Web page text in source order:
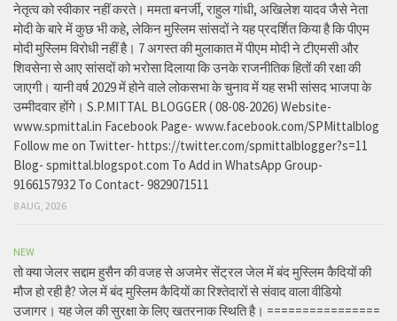
नेतृत्व को स्वीकार नहीं करते। ममता बनर्जी, राहुल गांधी, अखिलेश यादव जैसे नेता
मोदी के बारे में कुछ भी कहे, लेकिन मुस्लिम सांसदों ने यह प्रदर्शित किया है कि पीएम
मोदी मुस्लिम विरोधी नहीं है। 7 अगस्त की मुलाकात में पीएम मोदी ने टीएमसी और
शिवसेना से आए सांसदों को भरोसा दिलाया कि उनके राजनीतिक हितों की रक्षा की
जाएगी। यानी वर्ष 2029 में होने वाले लोकसभा के चुनाव में यह सभी सांसद भाजपा के
उम्मीदवार होंगे। S.P.MITTAL BLOGGER ( 08-08-2026) Website-
www.spmittal.in Facebook Page- www.facebook.com/SPMittalblog
Follow me on Twitter- https://twitter.com/spmittalblogger?s=11
Blog- spmittal.blogspot.com To Add in WhatsApp Group-
9166157932 To Contact- 9829071511
8 AUG, 2026
NEW
तो क्या जेलर सद्दाम हुसैन की वजह से अजमेर सेंट्रल जेल में बंद मुस्लिम कैदियों की
मौज हो रही है? जेल में बंद मुस्लिम कैदियों का रिश्तेदारों से संवाद वाला वीडियो
उजागर। यह जेल की सुरक्षा के लिए खतरनाक स्थिति है। ================